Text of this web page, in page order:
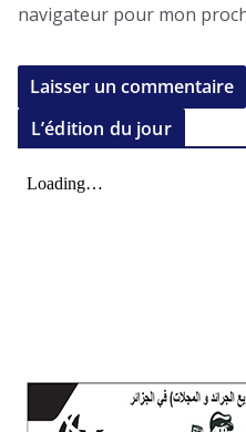
navigateur pour mon
L’édition du jour